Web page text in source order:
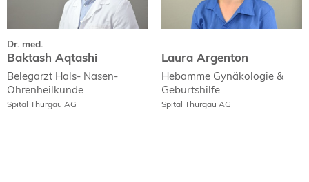
Dr. med.
Baktash Aqtashi
Belegarzt Hals- Nasen-
Ohrenheilkunde
Spital Thurgau AG
Laura Argenton
Hebamme Gynäkologie &
Geburtshilfe
Spital Thurgau AG